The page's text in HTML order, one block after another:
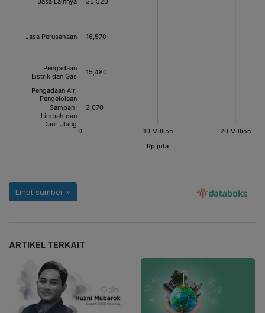
ARTIKEL TERKAIT